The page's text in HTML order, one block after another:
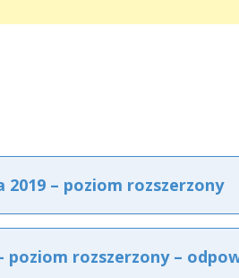
– poziom rozszerzony
poziom rozszerzony –